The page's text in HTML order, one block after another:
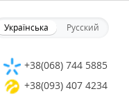
Українська Русский
+38(068) 744 5885
+38(093) 407 4234